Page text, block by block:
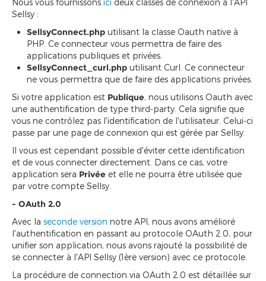
Nous vous fournissons ici deux classes de connexion à l'API
Sellsy :
SellsyConnect.php utilisant la classe Oauth native à
PHP. Ce connecteur vous permettra de faire des
applications publiques et privées.
SellsyConnect_curl.php utilisant Curl. Ce connecteur
ne vous permettra que de faire des applications privées.
Si votre application est Publique, nous utilisons Oauth avec
une authentification de type third-party. Cela signifie que
vous ne contrôlez pas l'identification de l'utilisateur. Celui-ci
passe par une page de connexion qui est gérée par Sellsy.
Il vous est cependant possible d'éviter cette identification
et de vous connecter directement. Dans ce cas, votre
application sera Privée et elle ne pourra être utilisée que
par votre compte Sellsy.
- OAuth 2.0
Avec la seconde version notre API, nous avons amélioré
l'authentification en passant au protocole OAuth 2.0, pour
unifier son application, nous avons rajouté la possibilité de
se connecter à l'API Sellsy (1ère version) avec ce protocole.
La procédure de connection via OAuth 2.0 est détaillée sur